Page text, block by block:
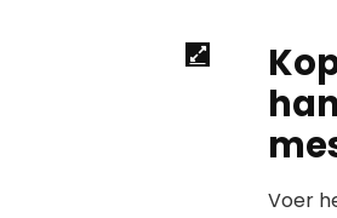
Voer